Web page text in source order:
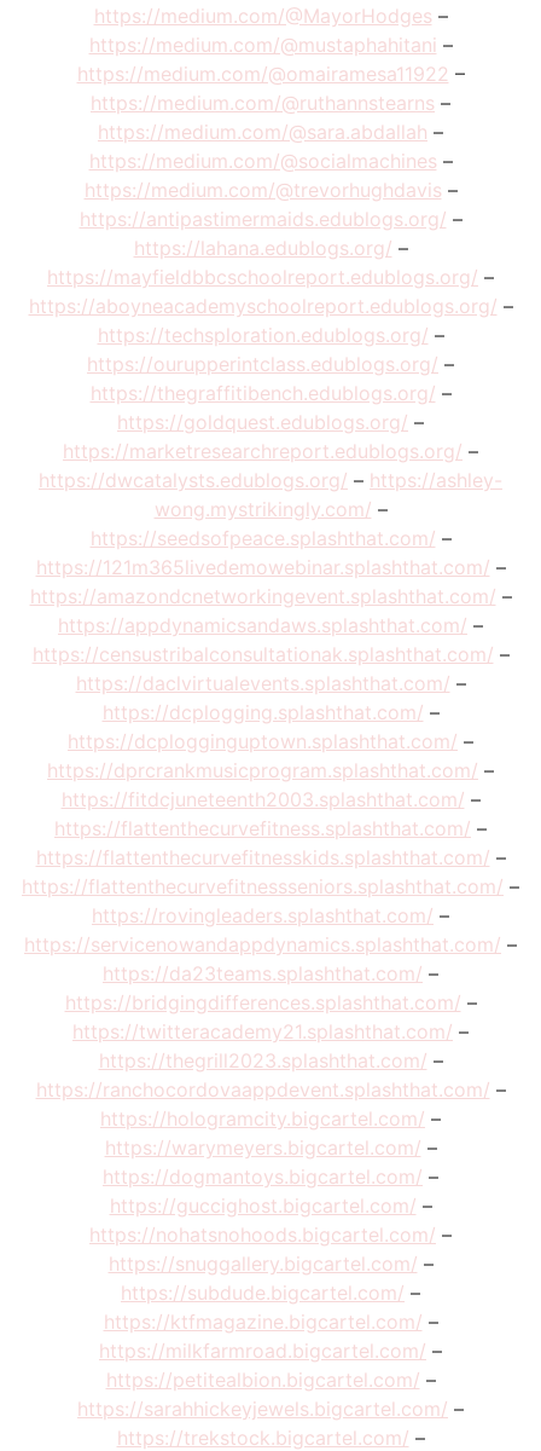
https://medium.com/@MayorHodges –
https://medium.com/@mustaphahitani –
https://medium.com/@omairamesa11922 –
https://medium.com/@ruthannstearns –
https://medium.com/@sara.abdallah –
https://medium.com/@socialmachines –
https://medium.com/@trevorhughdavis –
https://antipastimermaids.edublogs.org/ –
https://lahana.edublogs.org/ –
https://mayfieldbbcschoolreport.edublogs.org/ –
https://aboyneacademyschoolreport.edublogs.org/ –
https://techsploration.edublogs.org/ –
https://ourupperintclass.edublogs.org/ –
https://thegraffitibench.edublogs.org/ –
https://goldquest.edublogs.org/ –
https://marketresearchreport.edublogs.org/ –
https://dwcatalysts.edublogs.org/ – https://ashley-
wong.mystrikingly.com/ –
https://seedsofpeace.splashthat.com/ –
https://121m365livedemowebinar.splashthat.com/ –
https://amazondcnetworkingevent.splashthat.com/ –
https://appdynamicsandaws.splashthat.com/ –
https://censustribalconsultationak.splashthat.com/ –
https://daclvirtualevents.splashthat.com/ –
https://dcplogging.splashthat.com/ –
https://dcplogginguptown.splashthat.com/ –
https://dprcrankmusicprogram.splashthat.com/ –
https://fitdcjuneteenth2003.splashthat.com/ –
https://flattenthecurvefitness.splashthat.com/ –
https://flattenthecurvefitnesskids.splashthat.com/ –
https://flattenthecurvefitnessseniors.splashthat.com/ –
https://rovingleaders.splashthat.com/ –
https://servicenowandappdynamics.splashthat.com/ –
https://da23teams.splashthat.com/ –
https://bridgingdifferences.splashthat.com/ –
https://twitteracademy21.splashthat.com/ –
https://thegrill2023.splashthat.com/ –
https://ranchocordovaappdevent.splashthat.com/ –
https://hologramcity.bigcartel.com/ –
https://warymeyers.bigcartel.com/ –
https://dogmantoys.bigcartel.com/ –
https://guccighost.bigcartel.com/ –
https://nohatsnohoods.bigcartel.com/ –
https://snuggallery.bigcartel.com/ –
https://subdude.bigcartel.com/ –
https://ktfmagazine.bigcartel.com/ –
https://milkfarmroad.bigcartel.com/ –
https://petitealbion.bigcartel.com/ –
https://sarahhickeyjewels.bigcartel.com/ –
https://trekstock.bigcartel.com/ –